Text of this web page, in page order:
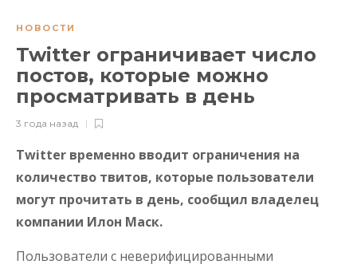
НОВОСТИ
Twitter ограничивает число
постов, которые можно
просматривать в день
3 года назад
Twitter временно вводит ограничения на
количество твитов, которые пользователи
могут прочитать в день, сообщил владелец
компании Илон Маск.
Пользователи с неверифицированными